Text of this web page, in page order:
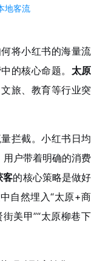
地客流
将小红书的海量流
的核心命题。 太原
旅、教育等行业突
拦截。小红书日均
户带着明确的消费
客的核心策略是做好
自然埋入“太原+商
美甲”“太原柳巷下